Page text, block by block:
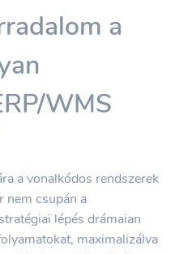
a
WMS
a vonalkódos rendszerek
nem csupán a
lépés drámaian
maximalizálva